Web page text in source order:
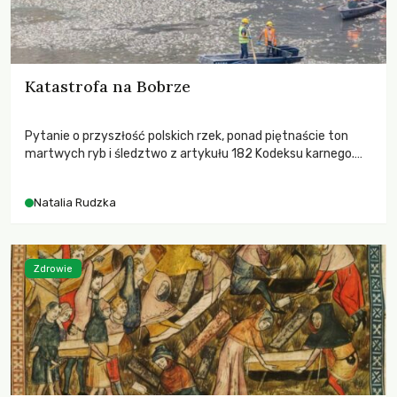
Katastrofa na Bobrze
Pytanie o przyszłość polskich rzek, ponad piętnaście ton
martwych ryb i śledztwo z artykułu 182 Kodeksu karnego.
zdarzeń prowadzących do biologicznej śmierci rzeki.
Natalia Rudzka
Zdrowie